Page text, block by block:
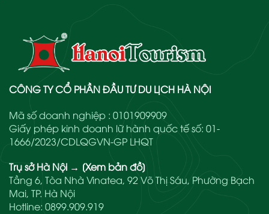
CÔNG TY CỔ PHẦN ĐẦU TƯ DU LỊCH HÀ NỘI
Mã số doanh nghiệp : 0101909909
Giấy phép kinh doanh lữ hành quốc tế số: 01-
1666/2023/CDLQGVN-GP LHQT
Trụ sở Hà Nội → [Xem bản đồ]
Tầng 6, Tòa Nhà Vinatea, 92 Võ Thị Sáu, Phường Bạch
Mai, TP. Hà Nội
Hotline: 0899.909.919